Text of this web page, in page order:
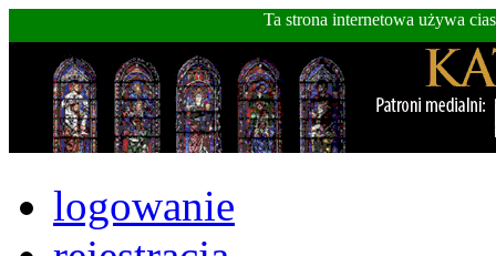
Ta strona internetowa używa
logowanie